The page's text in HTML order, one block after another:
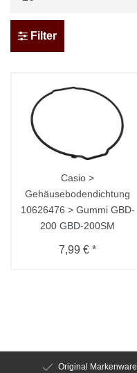
Filter
Casio >
Gehäusebodendichtung
10626476 > Gummi GBD-
200 GBD-200SM
7,99 € *
Original Markenware